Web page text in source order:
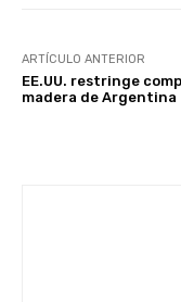
ARTÍCULO ANTERIOR
EE.UU. restringe
madera de Argentina